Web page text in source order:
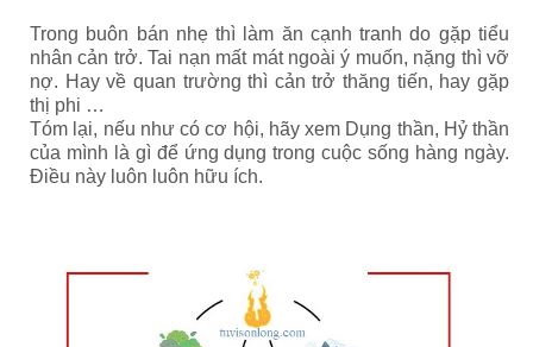
Trong buôn bán nhẹ thì làm ăn cạnh tranh do gặp tiểu
nhân cản trở. Tai nạn mất mát ngoài ý muốn, nặng thì vỡ
nợ. Hay về quan trường thì cản trở thăng tiến, hay gặp
thị phi …
Tóm lại, nếu như có cơ hội, hãy xem Dụng thần, Hỷ thần
của mình là gì để ứng dụng trong cuộc sống hàng ngày.
Điều này luôn luôn hữu ích.